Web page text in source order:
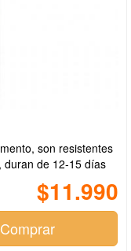
son resistentes
duran de 12-15 días
$11.990
Comprar